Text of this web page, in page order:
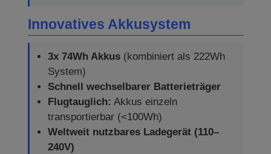
Innovatives Akkusystem
3x 74Wh Akkus (kombiniert als 222Wh
System)
Schnell wechselbarer Batterieträger
Flugtauglich: Akkus einzeln
transportierbar (<100Wh)
Weltweit nutzbares Ladegerät (110–
240V)